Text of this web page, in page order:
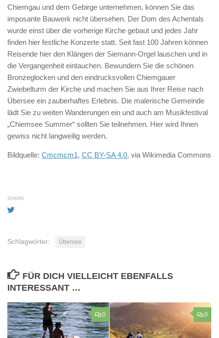
Chiemgau und dem Gebirge unternehmen, können Sie das
imposante Bauwerk nicht übersehen. Der Dom des Achentals
wurde einst über die vorherige Kirche gebaut und jedes Jahr
finden hier festliche Konzerte statt. Seit fast 100 Jahren können
Reisende hier den Klängen der Siemann-Orgel lauschen und in
die Vergangenheit eintauchen. Bewundern Sie die schönen
Bronzeglocken und den eindrucksvollen Chiemgauer
Zwiebelturm der Kirche und machen Sie aus Ihrer Reise nach
Übersee ein zauberhaftes Erlebnis. Die malerische Gemeinde
lädt Sie zu weiten Wanderungen ein und auch am Musikfestival
„Chiemsee Summer“ sollten Sie teilnehmen. Hier wird Ihnen
gewiss nicht langweilig werden.
Bildquelle: Cmcmcm1, CC BY-SA 4.0, via Wikimedia Commons
SHARE
Schlagwörter: Übersee
FÜR DICH VIELLEICHT EBENFALLS
INTERESSANT …
0 0